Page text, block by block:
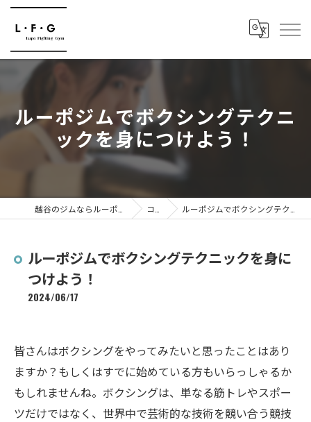
ルーポジムでボクシングテクニ
ックを身につけよう！
コラム ルーポジムでボクシングテクニックを身につけよう！
ルーポジムでボクシングテクニックを身に
つけよう！
2024/06/17
皆さんはボクシングをやってみたいと思ったことはあり
ますか？もしくはすでに始めている方もいらっしゃるか
もしれませんね。ボクシングは、単なる筋トレやスポー
ツだけではなく、世界中で芸術的な技術を競い合う競技